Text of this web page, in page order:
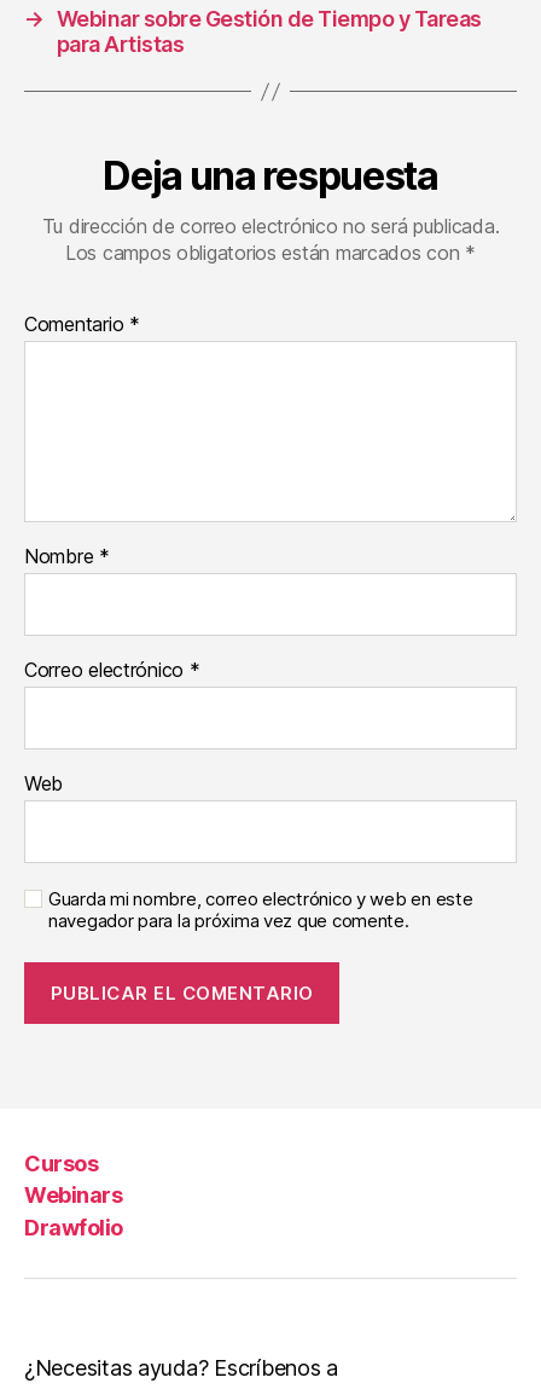
→ Webinar sobre Gestión de Tiempo y Tareas
para Artistas
Deja una respuesta
Tu dirección de correo electrónico no será publicada.
Los campos obligatorios están marcados con *
Comentario *
Nombre *
Correo electrónico *
Web
Guarda mi nombre, correo electrónico y web en este
navegador para la próxima vez que comente.
Cursos
Webinars
Drawfolio
¿Necesitas ayuda? Escríbenos a